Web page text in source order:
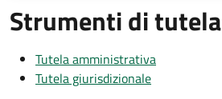
Strumenti di tutela
Tutela amministrativa
Tutela giurisdizionale